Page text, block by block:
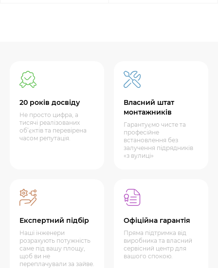
20 років досвіду
Не просто цифра, а
тисячі реалізованих
об’єктів та перевірена
часом репутація.
Власний штат
монтажників
Гарантуємо чисте та
професійне
встановлення без
залучення підрядників
«з вулиці»
Експертний підбір
Наші інженери
розрахують потужність
саме під вашу площу,
щоб ви не
переплачували за зайве.
Офіційна гарантія
Пряма підтримка від
виробника та власний
сервісний центр для
вашого спокою.